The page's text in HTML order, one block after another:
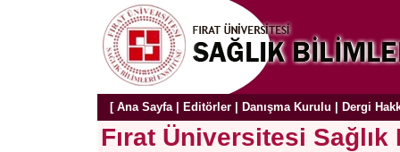
[ Ana Sayfa| Editörler| Danışma Kurulu Dergi
Fırat Üniversitesi